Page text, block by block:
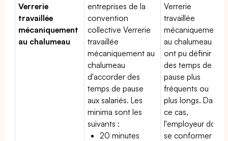
Verrerie
travaillée
mécaniquement
au chalumeau
entreprises de la
convention
collective Verrerie
travaillée
mécaniquement au
chalumeau
d'accorder des
temps de pause
aux salariés. Les
minima sont les
suivants :
20 minutes
Verrerie
travaillée
mécaniquement
au chalumeau
ont pu définir
des temps de
pause plus
fréquents ou
plus longs. Dans
ce cas,
l'employeur doit
se conformer